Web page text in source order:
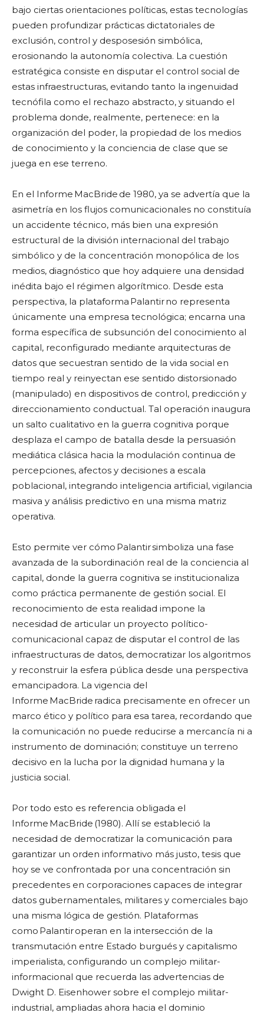
bajo ciertas orientaciones políticas, estas tecnologías
pueden profundizar prácticas dictatoriales de
exclusión, control y desposesión simbólica,
erosionando la autonomía colectiva. La cuestión
estratégica consiste en disputar el control social de
estas infraestructuras, evitando tanto la ingenuidad
tecnófila como el rechazo abstracto, y situando el
problema donde, realmente, pertenece: en la
organización del poder, la propiedad de los medios
de conocimiento y la conciencia de clase que se
juega en ese terreno.
En el Informe MacBride de 1980, ya se advertía que la
asimetría en los flujos comunicacionales no constituía
un accidente técnico, más bien una expresión
estructural de la división internacional del trabajo
simbólico y de la concentración monopólica de los
medios, diagnóstico que hoy adquiere una densidad
inédita bajo el régimen algorítmico. Desde esta
perspectiva, la plataforma Palantir no representa
únicamente una empresa tecnológica; encarna una
forma específica de subsunción del conocimiento al
capital, reconfigurado mediante arquitecturas de
datos que secuestran sentido de la vida social en
tiempo real y reinyectan ese sentido distorsionado
(manipulado) en dispositivos de control, predicción y
direccionamiento conductual. Tal operación inaugura
un salto cualitativo en la guerra cognitiva porque
desplaza el campo de batalla desde la persuasión
mediática clásica hacia la modulación continua de
percepciones, afectos y decisiones a escala
poblacional, integrando inteligencia artificial, vigilancia
masiva y análisis predictivo en una misma matriz
operativa.
Esto permite ver cómo Palantir simboliza una fase
avanzada de la subordinación real de la conciencia al
capital, donde la guerra cognitiva se institucionaliza
como práctica permanente de gestión social. El
reconocimiento de esta realidad impone la
necesidad de articular un proyecto político-
comunicacional capaz de disputar el control de las
infraestructuras de datos, democratizar los algoritmos
y reconstruir la esfera pública desde una perspectiva
emancipadora. La vigencia del
Informe MacBride radica precisamente en ofrecer un
marco ético y político para esa tarea, recordando que
la comunicación no puede reducirse a mercancía ni a
instrumento de dominación; constituye un terreno
decisivo en la lucha por la dignidad humana y la
justicia social.
Por todo esto es referencia obligada el
Informe MacBride (1980). Allí se estableció la
necesidad de democratizar la comunicación para
garantizar un orden informativo más justo, tesis que
hoy se ve confrontada por una concentración sin
precedentes en corporaciones capaces de integrar
datos gubernamentales, militares y comerciales bajo
una misma lógica de gestión. Plataformas
como Palantir operan en la intersección de la
transmutación entre Estado burgués y capitalismo
imperialista, configurando un complejo militar-
informacional que recuerda las advertencias de
Dwight D. Eisenhower sobre el complejo militar-
industrial, ampliadas ahora hacia el dominio